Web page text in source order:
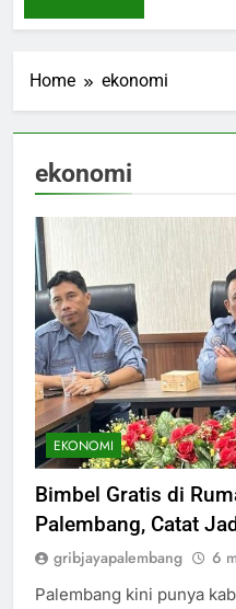
Home ekonomi
ekonomi
EKONOMI
Bimbel Gratis di
Palembang, Catat
gribjayapalembang 6
Palembang kini punya